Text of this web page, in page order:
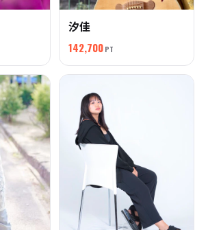
汐佳
142,700 PT